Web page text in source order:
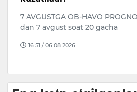
7 AVGUSTGA OB-HAVO
dan 7 avgust soat 20 gacha
16:51 / 06.08.2026